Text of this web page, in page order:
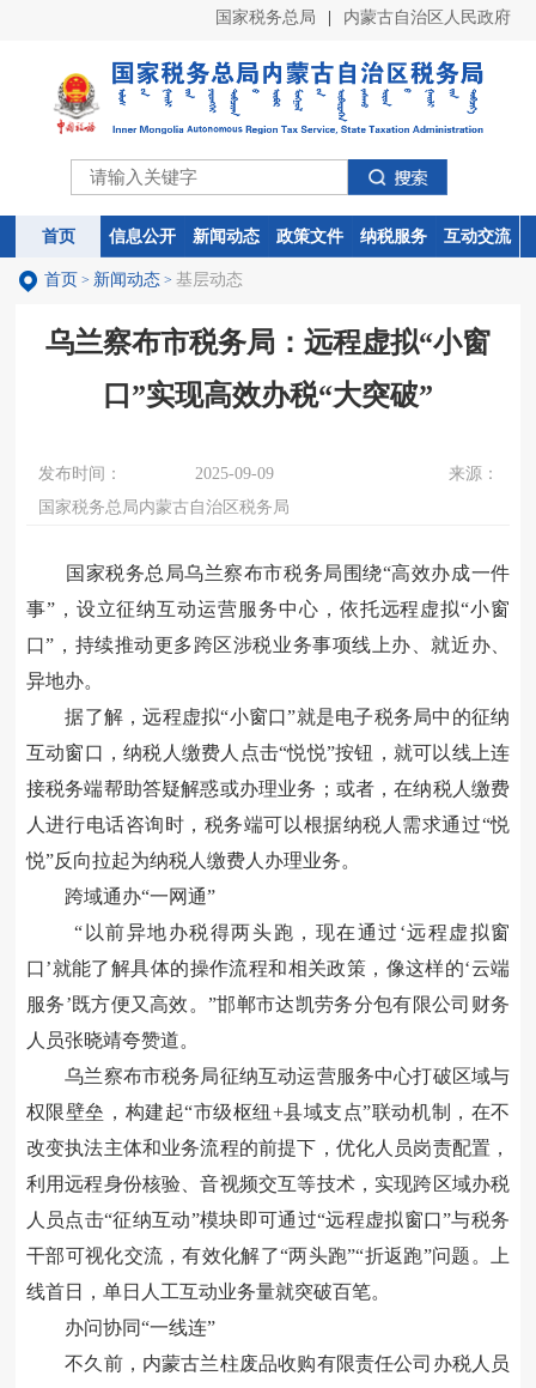
国家税务总局 内蒙古自治区人民政府
首页 信息公开 新闻动态 政策文件 纳税服务 互动交流
首页 信息公开 新闻动态 政策文件 纳税服务 互动交流
首页 > 新闻动态 > 基层动态
乌兰察布市税务局：远程虚拟“小窗
口”实现高效办税“大突破”
发布时间： 2025-09-09
来源：
国家税务总局内蒙古自治区税务局
国家税务总局乌兰察布市税务局围绕“高效办成一件
事”，设立征纳互动运营服务中心，依托远程虚拟“小窗
口”，持续推动更多跨区涉税业务事项线上办、就近办、
异地办。
据了解，远程虚拟“小窗口”就是电子税务局中的征纳
互动窗口，纳税人缴费人点击“悦悦”按钮，就可以线上连
接税务端帮助答疑解惑或办理业务；或者，在纳税人缴费
人进行电话咨询时，税务端可以根据纳税人需求通过“悦
悦”反向拉起为纳税人缴费人办理业务。
跨域通办“一网通”
“以前异地办税得两头跑，现在通过‘远程虚拟窗
口’就能了解具体的操作流程和相关政策，像这样的‘云端
服务’既方便又高效。”邯郸市达凯劳务分包有限公司财务
人员张晓靖夸赞道。
乌兰察布市税务局征纳互动运营服务中心打破区域与
权限壁垒，构建起“市级枢纽+县域支点”联动机制，在不
改变执法主体和业务流程的前提下，优化人员岗责配置，
利用远程身份核验、音视频交互等技术，实现跨区域办税
人员点击“征纳互动”模块即可通过“远程虚拟窗口”与税务
干部可视化交流，有效化解了“两头跑”“折返跑”问题。上
线首日，单日人工互动业务量就突破百笔。
办问协同“一线连”
不久前，内蒙古兰柱废品收购有限责任公司办税人员